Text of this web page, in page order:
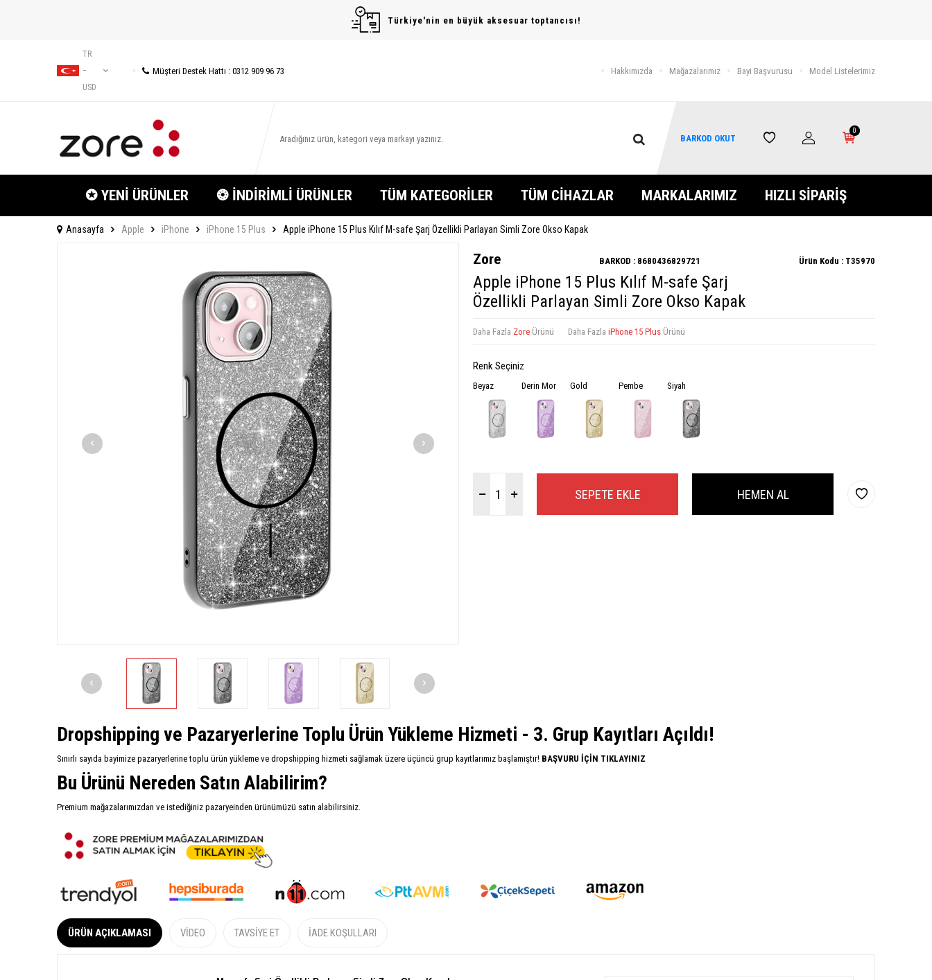
Türkiye'nin en büyük aksesuar toptancısı!
TR
−
USD
Müşteri Destek Hattı : 0312 909 96 73 Hakkımızda Mağazalarımız Bayi Başvurusu Model Listelerimiz
BARKOD OKUT
0
✪ YENİ ÜRÜNLER ❂ İNDİRİMLİ ÜRÜNLER TÜM KATEGORİLER TÜM CİHAZLAR MARKALARIMIZ HIZLI SİPARİŞ
Anasayfa Apple iPhone iPhone 15 Plus Apple iPhone 15 Plus Kılıf M-safe Şarj Özellikli Parlayan Simli Zore Okso Kapak
Zore BARKOD : 8680436829721 Ürün Kodu : T35970
Apple iPhone 15 Plus Kılıf M-safe Şarj
Özellikli Parlayan Simli Zore Okso Kapak
Daha Fazla Zore Ürünü Daha Fazla iPhone 15 Plus Ürünü
Renk Seçiniz
Beyaz Derin Mor Gold Pembe Siyah
SEPETE EKLE HEMEN AL
Dropshipping ve Pazaryerlerine Toplu Ürün Yükleme Hizmeti - 3. Grup Kayıtları Açıldı!
Sınırlı sayıda bayimize pazaryerlerine toplu ürün yükleme ve dropshipping hizmeti sağlamak üzere üçüncü grup kayıtlarımız başlamıştır! BAŞVURU İÇİN TIKLAYINIZ
Bu Ürünü Nereden Satın Alabilirim?
Premium mağazalarımızdan ve istediğiniz pazaryeinden ürünümüzü satın alabilirsiniz.
ÜRÜN AÇIKLAMASI VIDEO TAVSIYE ET İADE KOŞULLARI